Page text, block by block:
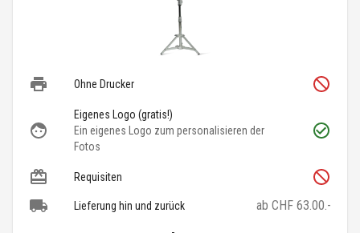
Ohne Drucker
Eigenes Logo (gratis!)
Ein eigenes Logo zum personalisieren der
Fotos
Requisiten
Lieferung hin und zurück ab CHF 63.00.-